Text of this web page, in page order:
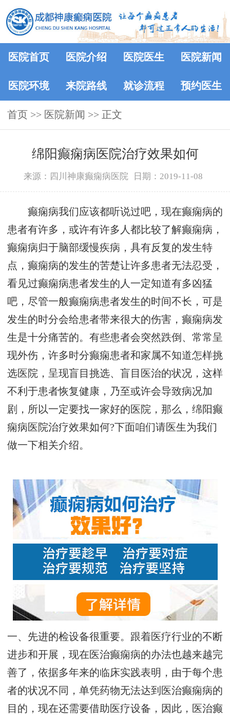
医院首页 医院介绍 医院医生 医院新闻
医院环境 来院路线 就诊流程 预约医生
首页 >> 医院新闻 >> 正文
绵阳癫痫病医院治疗效果如何
来源：四川神康癫痫病医院 日期：2019-11-08
癫痫病我们应该都听说过吧，现在癫痫病的
患者有许多，或许有许多人都比较了解癫痫病，
癫痫病归于脑部缓慢疾病，具有反复的发生特
点，癫痫病的发生的苦楚让许多患者无法忍受，
看见过癫痫病患者发生的人一定知道有多凶猛
吧，尽管一般癫痫病患者发生的时间不长，可是
发生的时分会给患者带来很大的伤害，癫痫病发
生是十分痛苦的。有些患者会突然跌倒、常常呈
现外伤，许多时分癫痫患者和家属不知道怎样挑
选医院，呈现盲目挑选、盲目医治的状况，这样
不利于患者恢复健康，乃至或许会导致病况加
剧，所以一定要找一家好的医院，那么，绵阳癫
痫病医院治疗效果如何?下面咱们请医生为我们
做一下相关介绍。
一、先进的检设备很重要。跟着医疗行业的不断
进步和开展，现在医治癫痫病的办法也越来越完
善了，依据多年来的临床实践表明，由于每个患
者的状况不同，单凭药物无法达到医治癫痫病的
目的，现在还需要借助医疗设备，因此，医治癫